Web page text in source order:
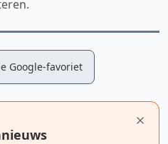
Google-favoriet